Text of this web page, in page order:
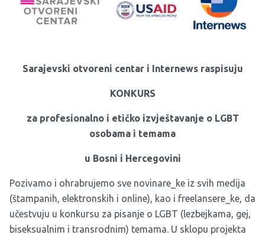
Sarajevski otvoreni centar i Internews raspisuju
KONKURS
za profesionalno i etičkoizvještavanje o LGBT
osobama i temama
u Bosni i Hercegovini
Pozivamo i ohrabrujemo sve novinare_ke iz svih medija
(štampanih, elektronskih i online), kao i freelansere_ke, da
učestvuju u konkursu za pisanje o LGBT (lezbejkama, gej,
biseksualnim i transrodnim) temama. U sklopu projekta